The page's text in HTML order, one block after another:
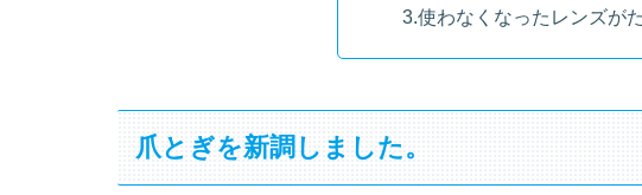
3.使わなくなったレンズが
爪とぎを新調しました。